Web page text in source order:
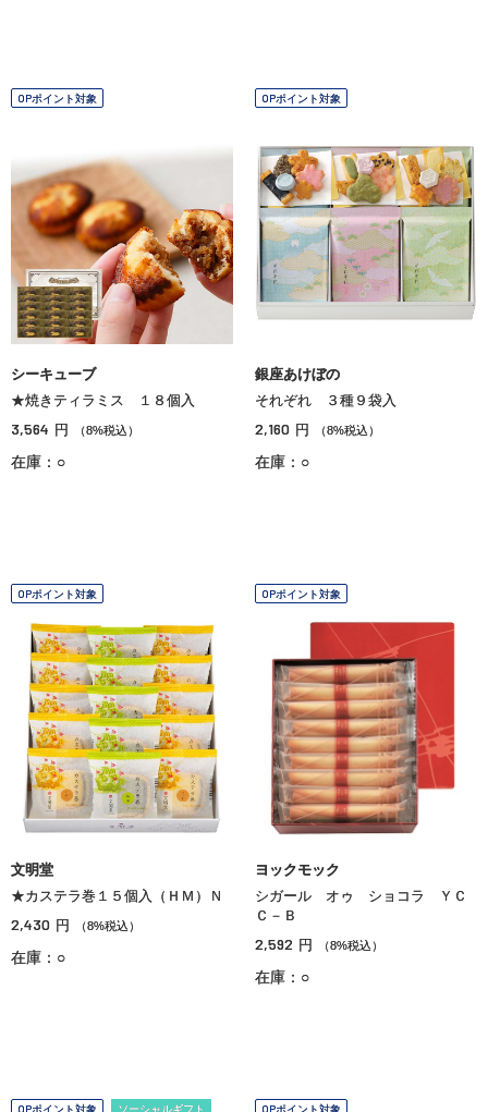
OPポイント対象
シーキューブ
★焼きティラミス １８個入
3,564 円 （8%税込）
在庫：○
OPポイント対象
銀座あけぼの
それぞれ ３種９袋入
2,160 円 （8%税込）
在庫：○
OPポイント対象
文明堂
★カステラ巻１５個入（ＨＭ）Ｎ
2,430 円 （8%税込）
在庫：○
OPポイント対象
ヨックモック
シガール オゥ ショコラ ＹＣ
Ｃ－Ｂ
2,592 円 （8%税込）
在庫：○
OPポイント対象 ソーシャルギフト OPポイント対象